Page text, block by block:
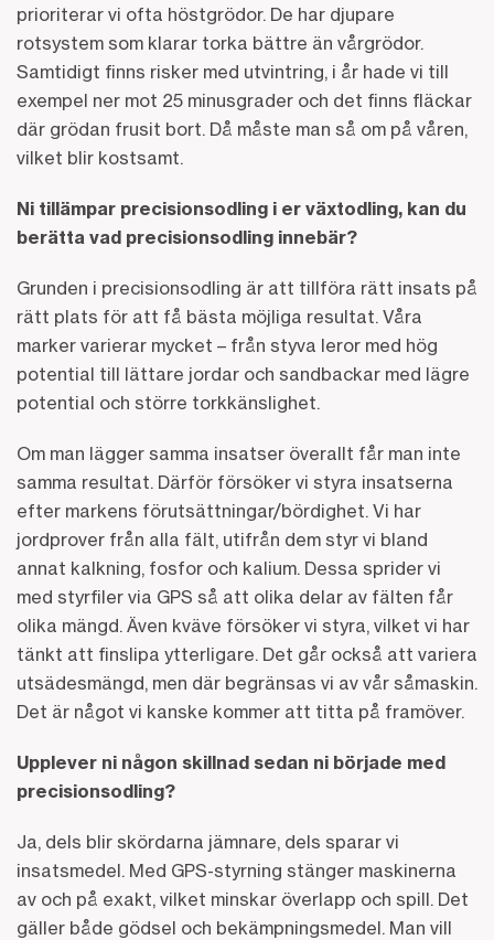
prioriterar vi ofta höstgrödor. De har djupare
rotsystem som klarar torka bättre än vårgrödor.
Samtidigt finns risker med utvintring, i år hade vi till
exempel ner mot 25 minusgrader och det finns fläckar
där grödan frusit bort. Då måste man så om på våren,
vilket blir kostsamt.
Ni tillämpar precisionsodling i er växtodling, kan du
berätta vad precisionsodling innebär?
Grunden i precisionsodling är att tillföra rätt insats på
rätt plats för att få bästa möjliga resultat. Våra
marker varierar mycket – från styva leror med hög
potential till lättare jordar och sandbackar med lägre
potential och större torkkänslighet.
Om man lägger samma insatser överallt får man inte
samma resultat. Därför försöker vi styra insatserna
efter markens förutsättningar/bördighet. Vi har
jordprover från alla fält, utifrån dem styr vi bland
annat kalkning, fosfor och kalium. Dessa sprider vi
med styrfiler via GPS så att olika delar av fälten får
olika mängd. Även kväve försöker vi styra, vilket vi har
tänkt att finslipa ytterligare. Det går också att variera
utsädesmängd, men där begränsas vi av vår såmaskin.
Det är något vi kanske kommer att titta på framöver.
Upplever ni någon skillnad sedan ni började med
precisionsodling?
Ja, dels blir skördarna jämnare, dels sparar vi
insatsmedel. Med GPS-styrning stänger maskinerna
av och på exakt, vilket minskar överlapp och spill. Det
gäller både gödsel och bekämpningsmedel. Man vill